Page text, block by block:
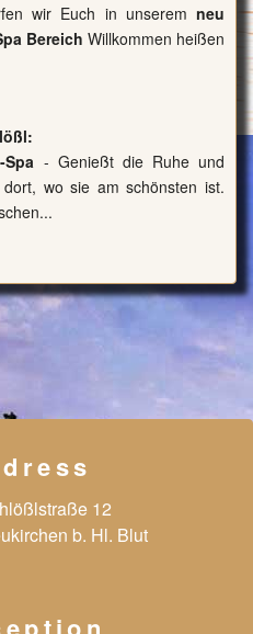
wir Euch in unseremneu
Bereich Willkommen heißen
Spa - Genießt die Ruhe und
wo sie am schönsten ist.
12
b. Hl. Blut